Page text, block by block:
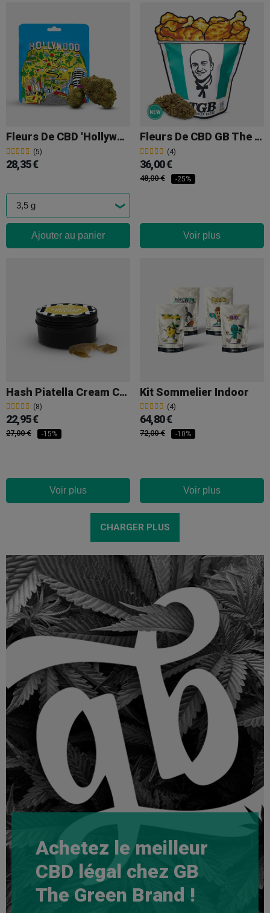
Fleurs De CBD 'Hollywood' Cookies
(5)
28,35 €
Ajouter au panier
Fleurs De CBD GB The Green Bucket 25 G
(4)
36,00 €
48,00 € -25%
Voir plus
Hash Piatella Cream CBD GB
(8)
22,95 €
27,00 € -15%
Voir plus
Kit Sommelier Indoor
(4)
64,80 €
72,00 € -10%
Voir plus
CHARGER PLUS
Achetez le meilleur
CBD légal chez GB
The Green Brand !